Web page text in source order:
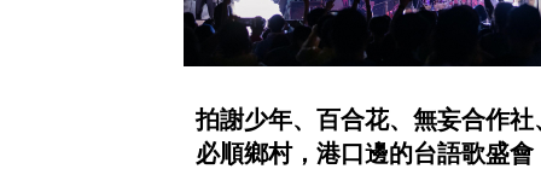
拍謝少年、百合花、無妄合作社
必順鄉村，港口邊的台語歌盛會